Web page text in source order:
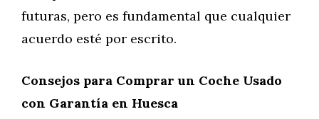
futuras, pero es fundamental que cualquier
acuerdo esté por escrito.
Consejos para Comprar un Coche Usado
con Garantía en Huesca